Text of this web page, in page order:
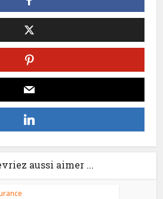
aussi aimer ...